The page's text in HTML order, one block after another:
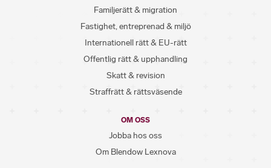
Familjerätt & migration
Fastighet, entreprenad & miljö
Internationell rätt & EU-rätt
Offentlig rätt & upphandling
Skatt & revision
Straffrätt & rättsväsende
OM OSS
Jobba hos oss
Om Blendow Lexnova